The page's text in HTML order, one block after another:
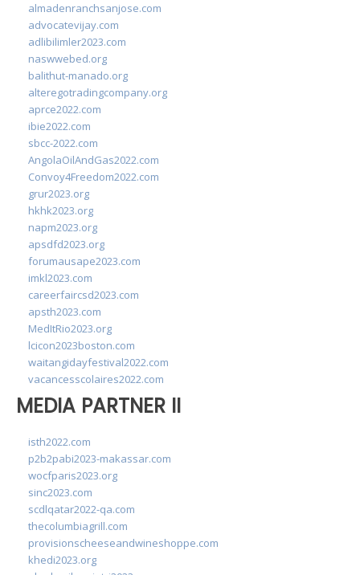
almadenranchsanjose.com
advocatevijay.com
adlibilimler2023.com
naswwebed.org
balithut-manado.org
alteregotradingcompany.org
aprce2022.com
ibie2022.com
sbcc-2022.com
AngolaOilAndGas2022.com
Convoy4Freedom2022.com
grur2023.org
hkhk2023.org
napm2023.org
apsdfd2023.org
forumausape2023.com
imkl2023.com
careerfaircsd2023.com
apsth2023.com
MedItRio2023.org
lcicon2023boston.com
waitangidayfestival2022.com
vacancesscolaires2022.com
MEDIA PARTNER II
isth2022.com
p2b2pabi2023-makassar.com
wocfparis2023.org
sinc2023.com
scdlqatar2022-qa.com
thecolumbiagrill.com
provisionscheeseandwineshoppe.com
khedi2023.org